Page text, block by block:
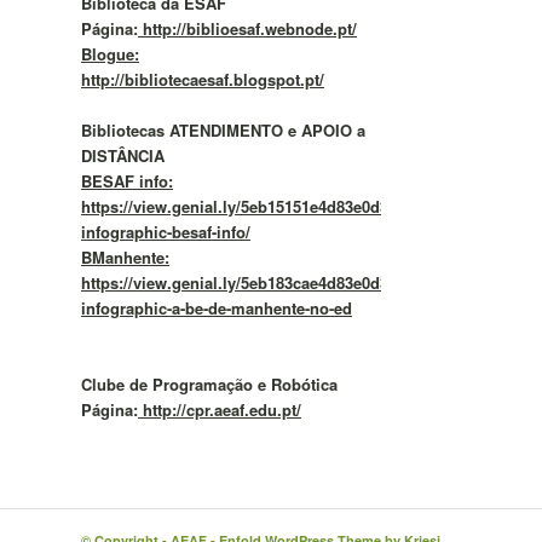
Página: http://biblioesaf.webnode.pt/
Blogue:
http://bibliotecaesaf.blogspot.pt/
Bibliotecas ATENDIMENTO e APOIO a
DISTÂNCIA
BESAF info:
https://view.genial.ly/5eb15151e4d83e0d37f292b4/vertical-
infographic-besaf-info/
BManhente:
https://view.genial.ly/5eb183cae4d83e0d37f2a57c/vertical-
infographic-a-be-de-manhente-no-ed
Clube de Programação e Robótica
Página: http://cpr.aeaf.edu.pt/